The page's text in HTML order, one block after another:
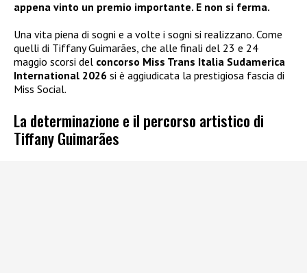
appena vinto un premio importante. E non si ferma.
Una vita piena di sogni e a volte i sogni si realizzano. Come
quelli di Tiffany Guimarães, che alle finali del 23 e 24
maggio scorsi del concorso Miss Trans Italia Sudamerica
International 2026 si è aggiudicata la prestigiosa fascia di
Miss Social.
La determinazione e il percorso artistico di
Tiffany Guimarães